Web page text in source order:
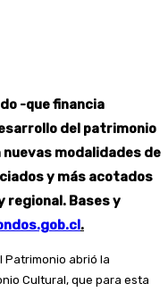
-que financia
del patrimonio
modalidades de
y más acotados
regional. Bases y
.
Patrimonio abrió la
Cultural, que para esta